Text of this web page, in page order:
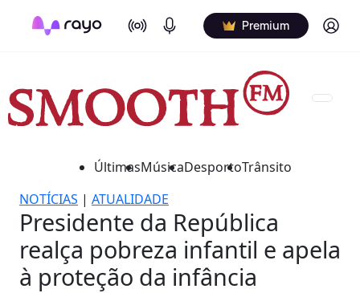
On Air Podcasts Premium Log in
ÚltimasMúsicaDesportoTrânsito
NOTÍCIAS | ATUALIDADE
Presidente da República
realça pobreza infantil e apela
à proteção da infância